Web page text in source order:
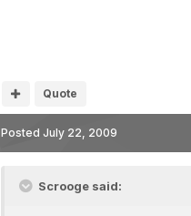
Quote
Posted July 22, 2009
Scrooge said: